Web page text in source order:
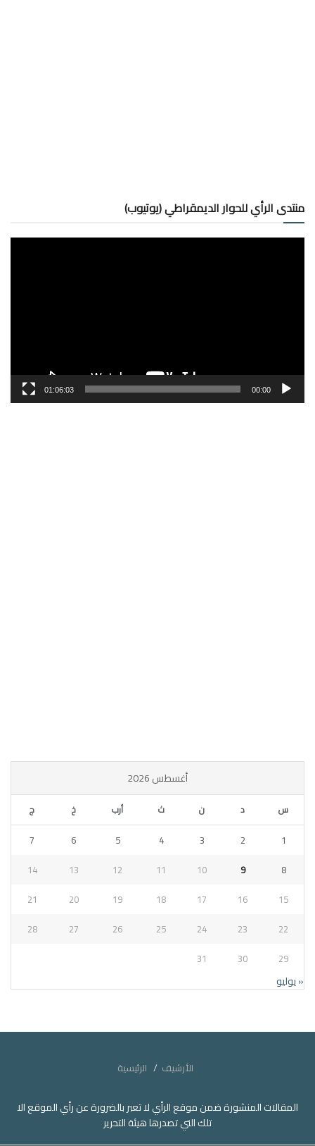
منتدى الرأي للحوار الديمقراطي (يوتيوب)
00:00
01:06:03
أغسطس 2026
س د ن ث أرب خ ج
1
2
3
4
5
6
7
8
9
10
11
12
13
14
15
16
17
18
19
20
21
22
23
24
25
26
27
28
29
30
31
« يوليو
الأرشيف الرئيسية
المقالات المنشورة ضمن موقع الرأي لا تعبر بالضرورة عن رأي الموقع الا
تلك التي تصدرها هيئة التحرير